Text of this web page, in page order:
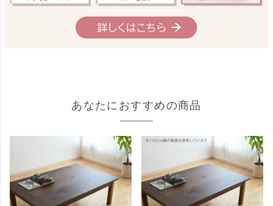
あなたにおすすめの商品